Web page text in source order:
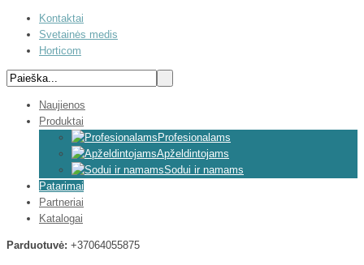
Kontaktai
Svetainės medis
Horticom
Naujienos
Produktai
Profesionalams
Apželdintojams
Sodui ir namams
Patarimai
Partneriai
Katalogai
Parduotuvė: +37064055875